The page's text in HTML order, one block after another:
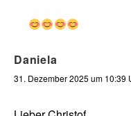
Daniela
31. Dezember 2025 um 10:39